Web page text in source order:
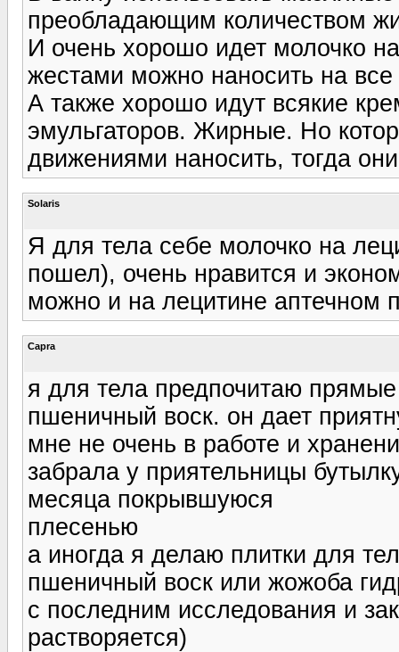
преобладающим количеством
И очень хорошо идет молочко
жестами можно наносить на все
А также хорошо идут всякие
эмульгаторов. Жирные. Но
движениями наносить, тогда
Solaris
Я для тела себе молочко на
пошел), очень нравится и
можно и на лецитине аптечном
Capra
я для тела предпочитаю
пшеничный воск. он дает
мне не очень в работе и
забрала у приятельницы
месяца покрывшуюся
плесенью
а иногда я делаю плитки для
пшеничный воск или жожоба
с последним исследования и
растворяется)